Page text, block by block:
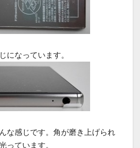
になっています。
な感じです。角が磨き上げられ
っています。